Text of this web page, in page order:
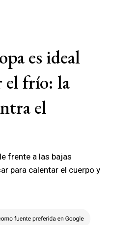
es ideal
el frío: la
el
frente a las bajas
para calentar el cuerpo y